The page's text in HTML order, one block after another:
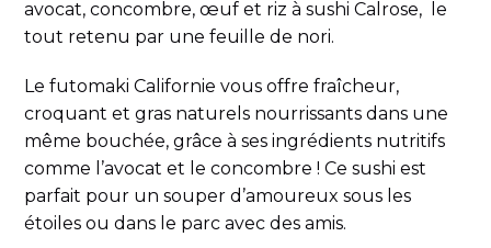
avocat, concombre, œuf et riz à sushi Calrose, le
tout retenu par une feuille de nori.
Le futomaki Californie vous offre fraîcheur,
croquant et gras naturels nourrissants dans une
même bouchée, grâce à ses ingrédients nutritifs
comme l’avocat et le concombre ! Ce sushi est
parfait pour un souper d’amoureux sous les
étoiles ou dans le parc avec des amis.